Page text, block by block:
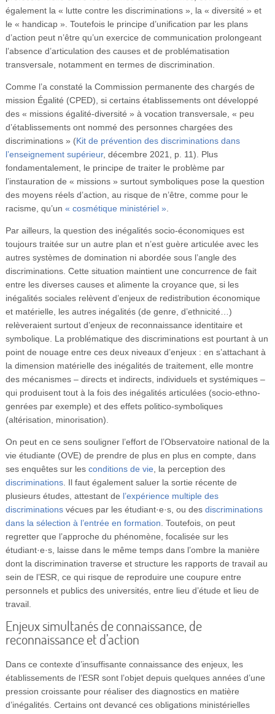
également la « lutte contre les discriminations », la « diversité » et
le « handicap ». Toutefois le principe d’unification par les plans
d’action peut n’être qu’un exercice de communication prolongeant
l’absence d’articulation des causes et de problématisation
transversale, notamment en termes de discrimination.
Comme l’a constaté la Commission permanente des chargés de
mission Égalité (CPED), si certains établissements ont développé
des « missions égalité-diversité » à vocation transversale, « peu
d’établissements ont nommé des personnes chargées des
discriminations » (Kit de prévention des discriminations dans
l’enseignement supérieur, décembre 2021, p. 11). Plus
fondamentalement, le principe de traiter le problème par
l’instauration de « missions » surtout symboliques pose la question
des moyens réels d’action, au risque de n’être, comme pour le
racisme, qu’un « cosmétique ministériel ».
Par ailleurs, la question des inégalités socio-économiques est
toujours traitée sur un autre plan et n’est guère articulée avec les
autres systèmes de domination ni abordée sous l’angle des
discriminations. Cette situation maintient une concurrence de fait
entre les diverses causes et alimente la croyance que, si les
inégalités sociales relèvent d’enjeux de redistribution économique
et matérielle, les autres inégalités (de genre, d’ethnicité…)
relèveraient surtout d’enjeux de reconnaissance identitaire et
symbolique. La problématique des discriminations est pourtant à un
point de nouage entre ces deux niveaux d’enjeux : en s’attachant à
la dimension matérielle des inégalités de traitement, elle montre
des mécanismes – directs et indirects, individuels et systémiques –
qui produisent tout à la fois des inégalités articulées (socio-ethno-
genrées par exemple) et des effets politico-symboliques
(altérisation, minorisation).
On peut en ce sens souligner l’effort de l’Observatoire national de la
vie étudiante (OVE) de prendre de plus en plus en compte, dans
ses enquêtes sur les conditions de vie, la perception des
discriminations. Il faut également saluer la sortie récente de
plusieurs études, attestant de l’expérience multiple des
discriminationsvécues par les étudiant·e·s, ou des discriminations
dans la sélection à l’entrée en formation. Toutefois, on peut
regretter que l’approche du phénomène, focalisée sur les
étudiant·e·s, laisse dans le même temps dans l’ombre la manière
dont la discrimination traverse et structure les rapports de travail au
sein de l’ESR, ce qui risque de reproduire une coupure entre
personnels et publics des universités, entre lieu d’étude et lieu de
travail.
Enjeux simultanés de connaissance, de
reconnaissance et d’action
Dans ce contexte d’insuffisante connaissance des enjeux, les
établissements de l’ESR sont l’objet depuis quelques années d’une
pression croissante pour réaliser des diagnostics en matière
d’inégalités. Certains ont devancé ces obligations ministérielles